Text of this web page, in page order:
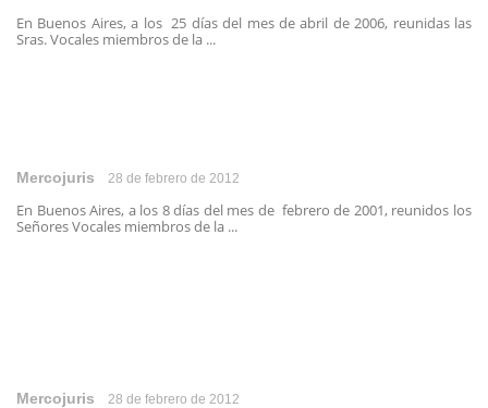
En Buenos Aires, a los 25 días del mes de abril de 2006, reunidas las
Sras. Vocales miembros de la ...
Mercojuris 28 de febrero de 2012
En Buenos Aires, a los 8 días del mes de febrero de 2001, reunidos los
Señores Vocales miembros de la ...
Mercojuris 28 de febrero de 2012